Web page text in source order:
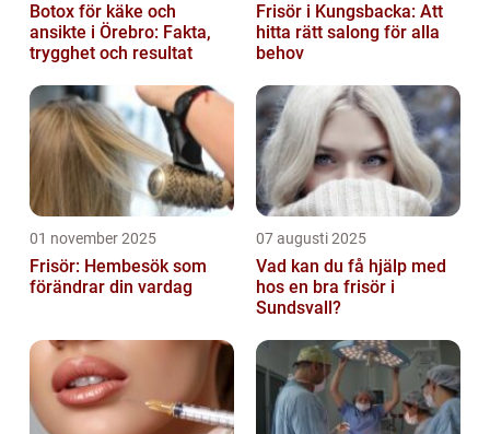
Botox för käke och
ansikte i Örebro: Fakta,
trygghet och resultat
Frisör i Kungsbacka: Att
hitta rätt salong för alla
behov
01 november 2025
Frisör: Hembesök som
förändrar din vardag
07 augusti 2025
Vad kan du få hjälp med
hos en bra frisör i
Sundsvall?